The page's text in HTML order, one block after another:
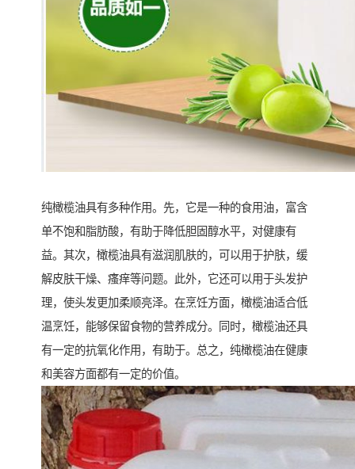
纯橄榄油具有多种作用。先，它是一种的食用油，富含
单不饱和脂肪酸，有助于降低胆固醇水平，对健康有
益。其次，橄榄油具有滋润肌肤的，可以用于护肤，缓
解皮肤干燥、瘙痒等问题。此外，它还可以用于头发护
理，使头发更加柔顺亮泽。在烹饪方面，橄榄油适合低
温烹饪，能够保留食物的营养成分。同时，橄榄油还具
有一定的抗氧化作用，有助于。总之，纯橄榄油在健康
和美容方面都有一定的价值。